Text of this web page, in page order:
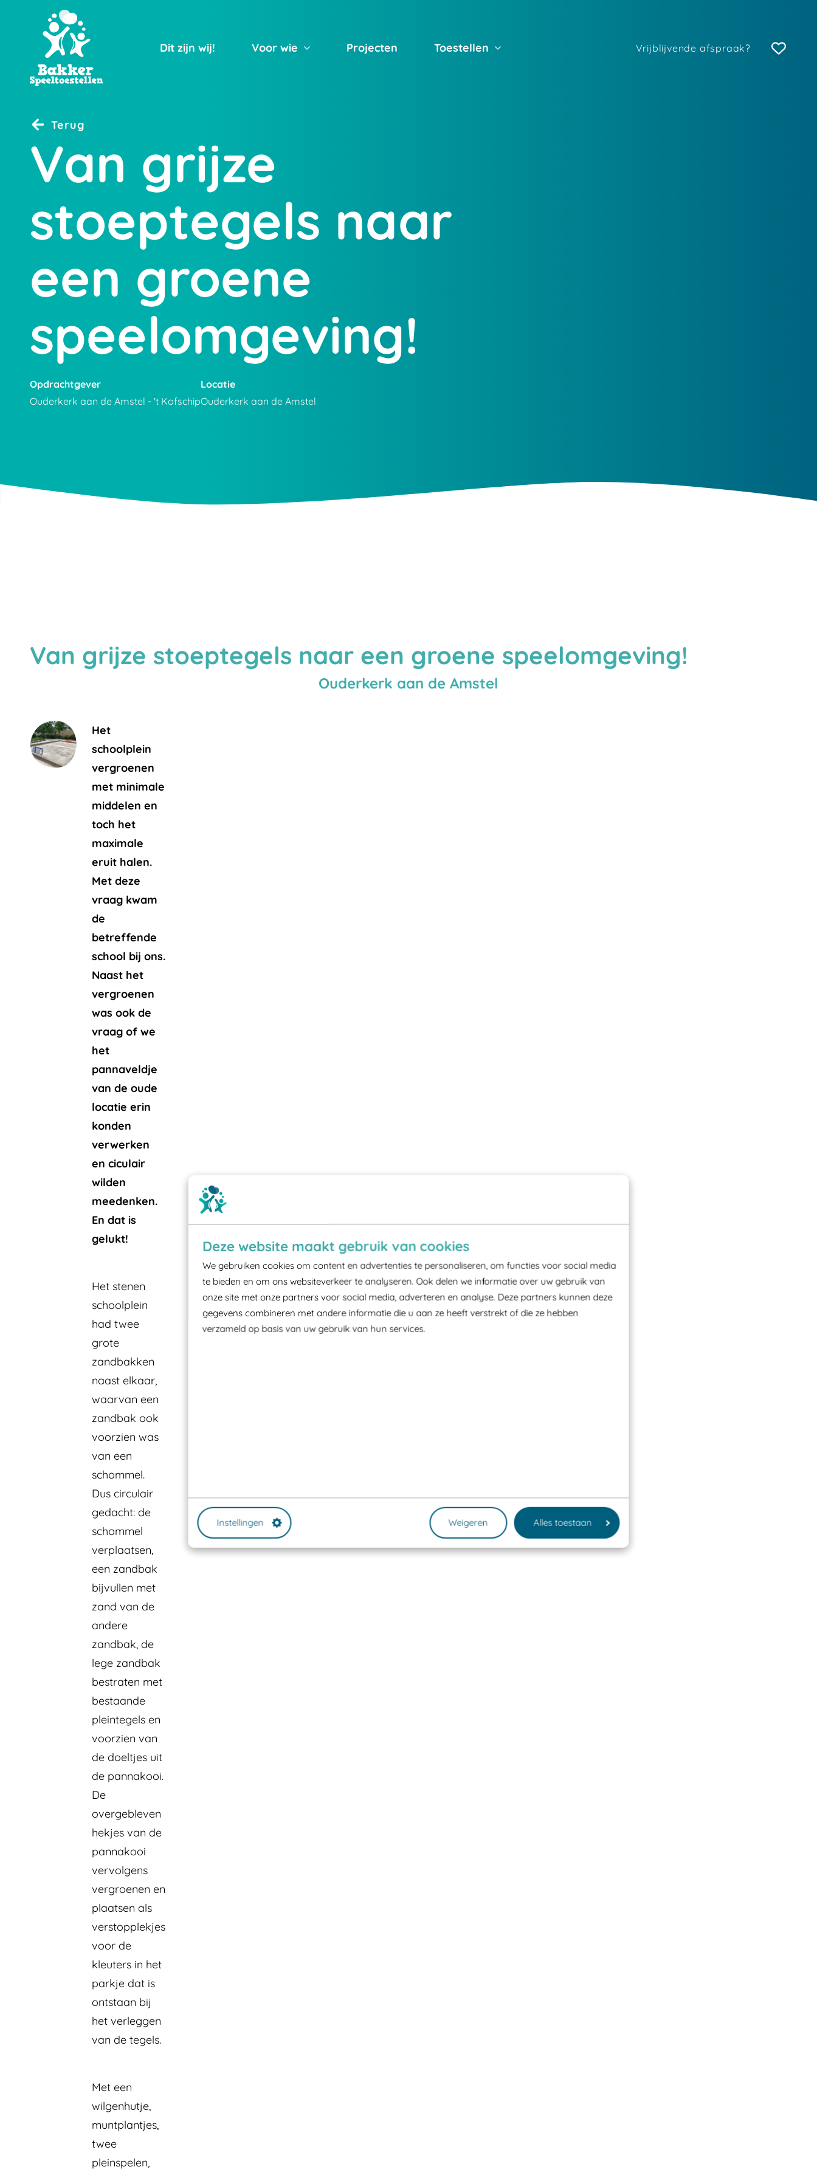
Deze website maakt gebruik van cookies
We gebruiken cookies om content en advertenties te personaliseren, om functies voor social media
te bieden en om ons websiteverkeer te analyseren. Ook delen we informatie over uw gebruik van
onze site met onze partners voor social media, adverteren en analyse. Deze partners kunnen deze
gegevens combineren met andere informatie die u aan ze heeft verstrekt of die ze hebben
verzameld op basis van uw gebruik van hun services.
Instellingen Weigeren Alles toestaan
Dit zijn wij! Voor wie Projecten Toestellen Vrijblijvende afspraak?
Terug
Van grijze
stoeptegels naar
een groene
speelomgeving!
Opdrachtgever
Ouderkerk aan de Amstel - 't Kofschip
Locatie
Ouderkerk aan de Amstel
Van grijze stoeptegels naar een groene speelomgeving!
Ouderkerk aan de Amstel
Het
schoolplein
vergroenen
met minimale
middelen en
toch het
maximale
eruit halen.
Met deze
vraag kwam
de
betreffende
school bij ons.
Naast het
vergroenen
was ook de
vraag of we
het
pannaveldje
van de oude
locatie erin
konden
verwerken
en ciculair
wilden
meedenken.
En dat is
gelukt!
Het stenen
schoolplein
had twee
grote
zandbakken
naast elkaar,
waarvan een
zandbak ook
voorzien was
van een
schommel.
Dus circulair
gedacht: de
schommel
verplaatsen,
een zandbak
bijvullen met
zand van de
andere
zandbak, de
lege zandbak
bestraten met
bestaande
pleintegels en
voorzien van
de doeltjes uit
de pannakooi.
De
overgebleven
hekjes van de
pannakooi
vervolgens
vergroenen en
plaatsen als
verstopplekjes
voor de
kleuters in het
parkje dat is
ontstaan bij
het verleggen
van de tegels.
Met een
wilgenhutje,
muntplantjes,
twee
pleinspelen,